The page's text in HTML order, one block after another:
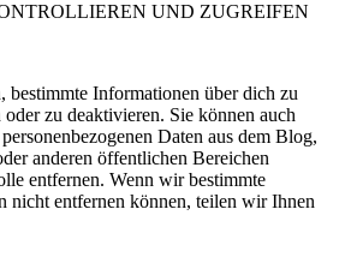
UND ZUGREIFEN
bestimmte Informationen über dich zu
zu deaktivieren. Sie können auch
Daten aus dem Blog,
anderen öffentlichen Bereichen
entfernen. Wenn wir bestimmte
nicht entfernen können, teilen wir Ihnen